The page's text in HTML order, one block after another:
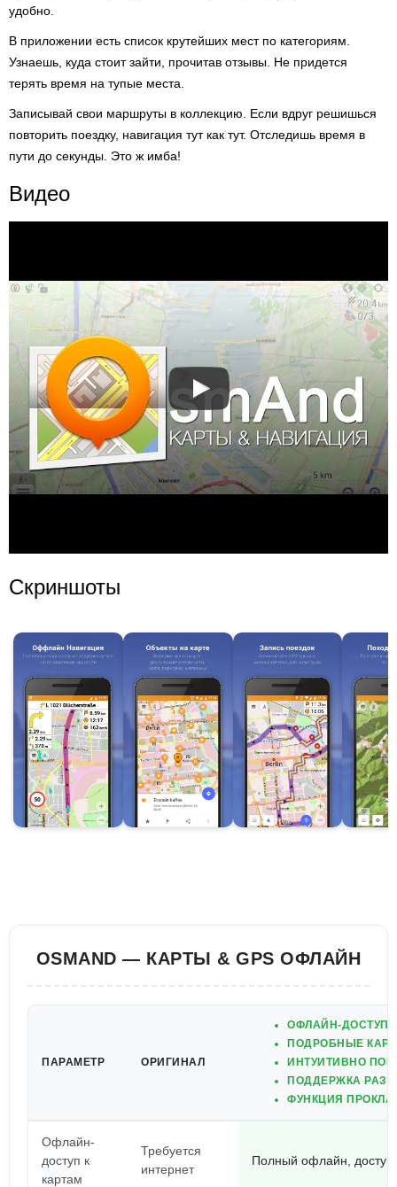
удобно.
В приложении есть список крутейших мест по категориям.
Узнаешь, куда стоит зайти, прочитав отзывы. Не придется
терять время на тупые места.
Записывай свои маршруты в коллекцию. Если вдруг решишься
повторить поездку, навигация тут как тут. Отследишь время в
пути до секунды. Это ж имба!
Видео
Скриншоты
OSMAND — КАРТЫ & GPS ОФЛАЙН
ПАРАМЕТР ОРИГИНАЛ
ОФЛАЙН-ДОСТУП
ПОДРОБНЫЕ
ИНТУИТИВНО
ПОДДЕРЖКА
ФУНКЦИЯ
Офлайн-
доступ к
картам
Требуется
интернет
Полный офлайн, доступ